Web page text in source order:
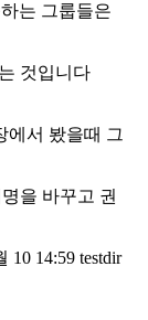
는 그룹들은
것입니다
에서 봤을때 그
을 바꾸고 권
14:59 testdir